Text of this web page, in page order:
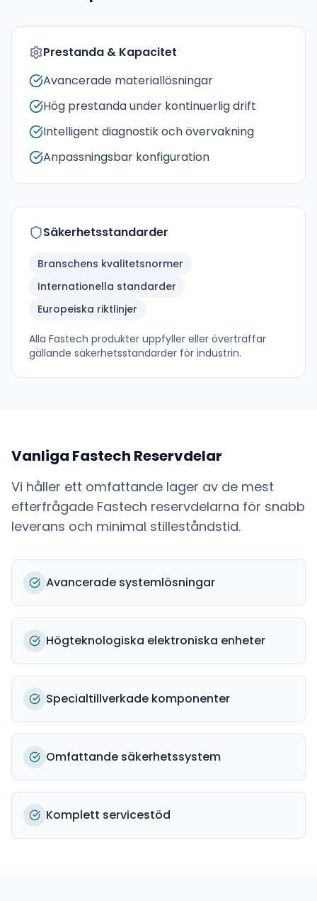
Prestanda & Kapacitet
Avancerade materiallösningar
Hög prestanda under kontinuerlig drift
Intelligent diagnostik och övervakning
Anpassningsbar konfiguration
Säkerhetsstandarder
Branschens kvalitetsnormer
Internationella standarder
Europeiska riktlinjer
Alla Fastech produkter uppfyller eller överträffar
gällande säkerhetsstandarder för industrin.
Vanliga Fastech Reservdelar
Vi håller ett omfattande lager av de mest
efterfrågade Fastech reservdelarna för snabb
leverans och minimal stilleståndstid.
Avancerade systemlösningar
Högteknologiska elektroniska enheter
Specialtillverkade komponenter
Omfattande säkerhetssystem
Komplett servicestöd